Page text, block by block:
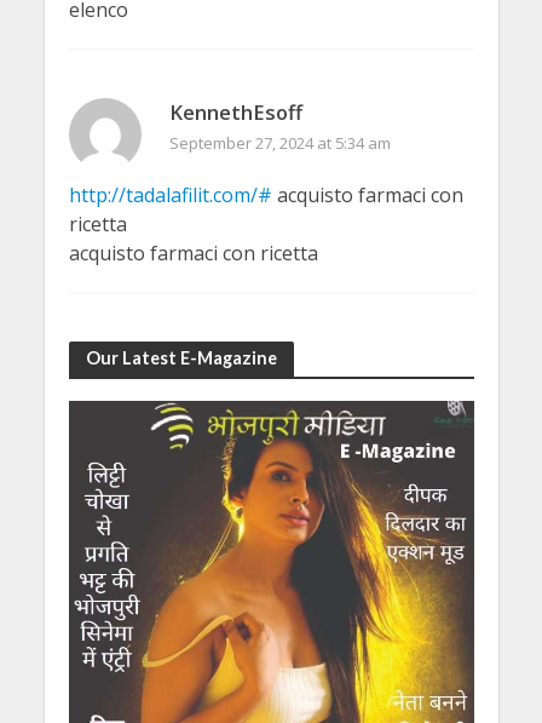
elenco
KennethEsoff
September 27, 2024 at 5:34 am
http://tadalafilit.com/# acquisto farmaci con
ricetta
acquisto farmaci con ricetta
Our Latest E-Magazine